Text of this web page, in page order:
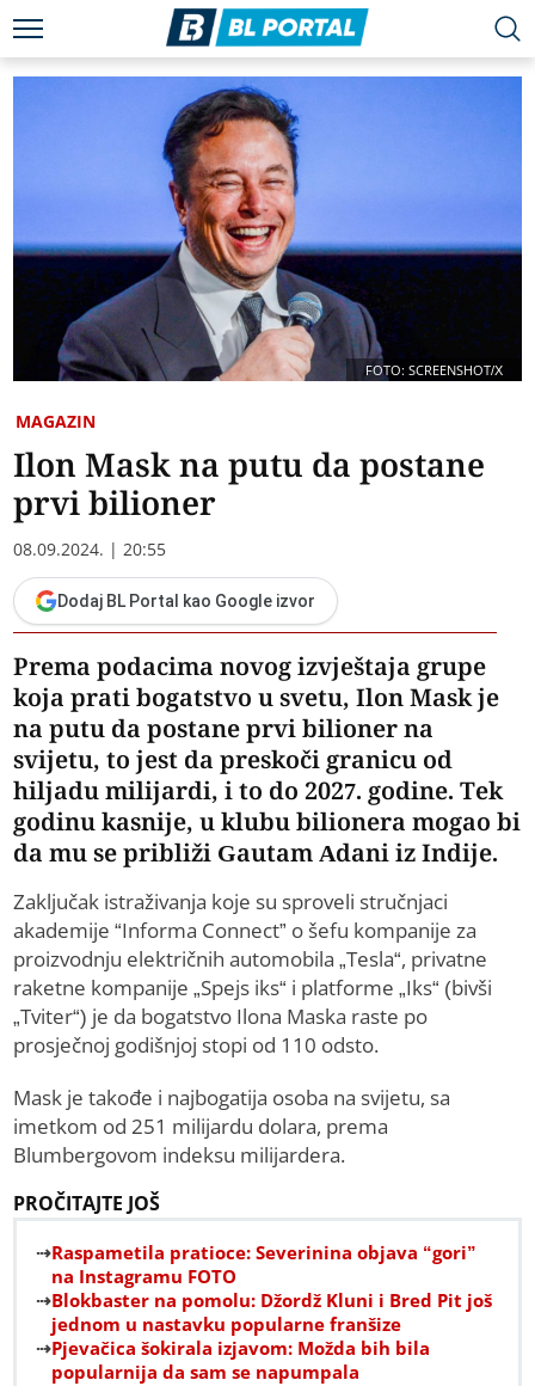
FOTO: SCREENSHOT/X
MAGAZIN
Ilon Mask na putu da postane
prvi bilioner
08.09.2024. | 20:55
Dodaj BL Portal kao Google izvor
Prema podacima novog izvještaja grupe
koja prati bogatstvo u svetu, Ilon Mask je
na putu da postane prvi bilioner na
svijetu, to jest da preskoči granicu od
hiljadu milijardi, i to do 2027. godine. Tek
godinu kasnije, u klubu bilionera mogao bi
da mu se približi Gautam Adani iz Indije.
Zaključak istraživanja koje su sproveli stručnjaci
akademije “Informa Connect” o šefu kompanije za
proizvodnju električnih automobila „Tesla“, privatne
raketne kompanije „Spejs iks“ i platforme „Iks“ (bivši
„Tviter“) je da bogatstvo Ilona Maska raste po
prosječnoj godišnjoj stopi od 110 odsto.
Mask je takođe i najbogatija osoba na svijetu, sa
imetkom od 251 milijardu dolara, prema
Blumbergovom indeksu milijardera.
PROČITAJTE JOŠ
Raspametila pratioce: Severinina objava “gori”
na Instagramu FOTO
Blokbaster na pomolu: Džordž Kluni i Bred Pit još
jednom u nastavku popularne franšize
Pjevačica šokirala izjavom: Možda bih bila
popularnija da sam se napumpala